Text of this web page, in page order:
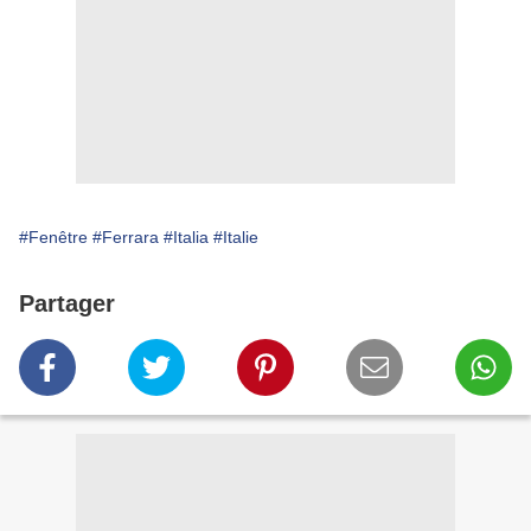
#Fenêtre #Ferrara #Italia #Italie
Partager